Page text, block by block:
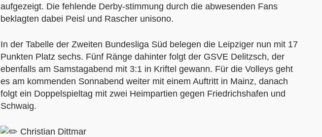
aufgezeigt. Die fehlende Derby-stimmung durch die abwesenden Fans
beklagten dabei Peisl und Rascher unisono.
In der Tabelle der Zweiten Bundesliga Süd belegen die Leipziger nun mit 17
Punkten Platz sechs. Fünf Ränge dahinter folgt der GSVE Delitzsch, der
ebenfalls am Samstagabend mit 3:1 in Kriftel gewann. Für die Volleys geht
es am kommenden Sonnabend weiter mit einem Auftritt in Mainz, danach
folgt ein Doppelspieltag mit zwei Heimpartien gegen Friedrichshafen und
Schwaig.
Christian Dittmar